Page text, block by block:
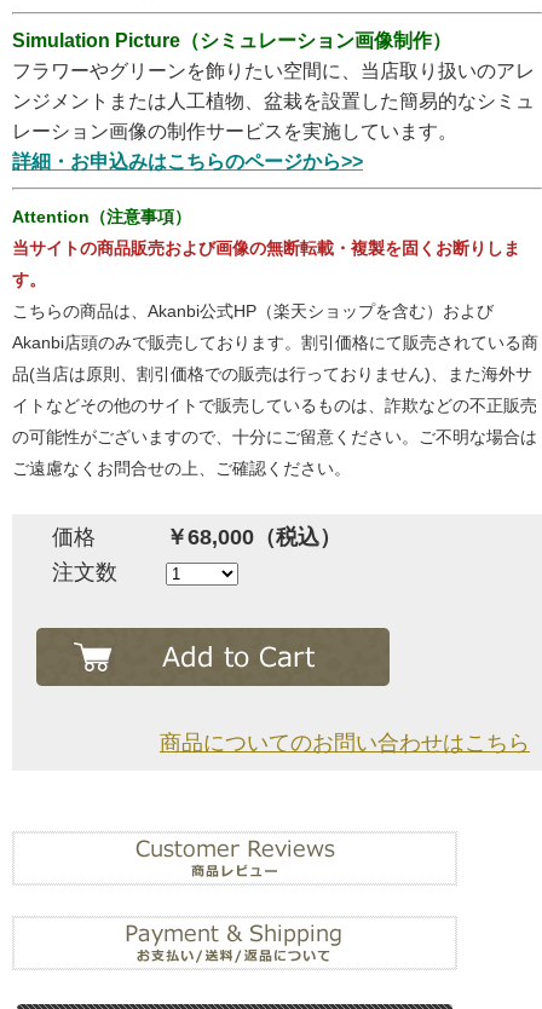
Simulation Picture（シミュレーション画像制作）
フラワーやグリーンを飾りたい空間に、当店取り扱いのアレ
ンジメントまたは人工植物、盆栽を設置した簡易的なシミュ
レーション画像の制作サービスを実施しています。
詳細・お申込みはこちらのページから>>
Attention（注意事項）
当サイトの商品販売および画像の無断転載・複製を固くお断りしま
す。
こちらの商品は、Akanbi公式HP（楽天ショップを含む）および
Akanbi店頭のみで販売しております。割引価格にて販売されている商
品(当店は原則、割引価格での販売は行っておりません)、また海外サ
イトなどその他のサイトで販売しているものは、詐欺などの不正販売
の可能性がございますので、十分にご留意ください。ご不明な場合は
ご遠慮なくお問合せの上、ご確認ください。
価格
￥68,000（税込）
注文数
商品についてのお問い合わせはこちら